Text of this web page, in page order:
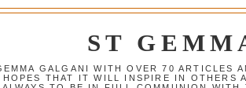
ST
GALGANI WITH OVER 70 ARTICLES
THAT IT WILL INSPIRE IN OTHERS